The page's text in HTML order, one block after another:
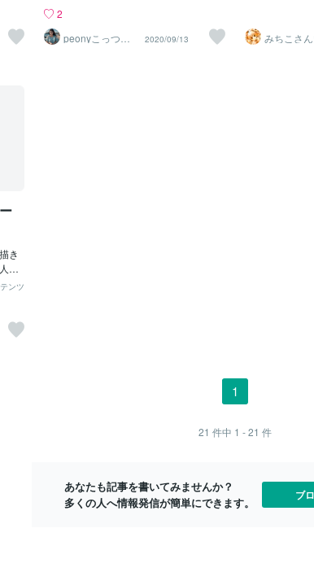
でもなく、流
に値しないと
雰
ぁ
望
テニスラケット画像素材です！素材作成
って難しいものだと思っていたのです
が、説明通りにすると意外と簡単だとか
2
peonyこっつん
（初心者）
2020/09/13 みちこさん
んがイラス
き
物
な
ンツ
1
21 件中 1 - 21 件
あなたも記事を書いてみませんか？
多くの人へ情報発信が簡単にできます。
ブ